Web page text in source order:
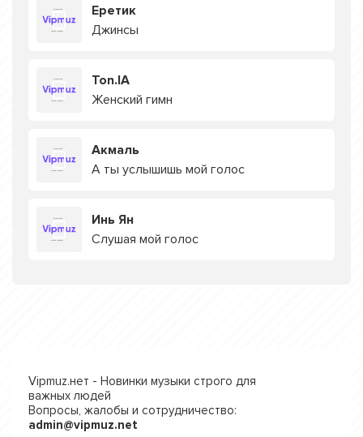
Еретик
Джинсы
Ton.IA
Женский гимн
Акмаль
А ты услышишь мой голос
Инь Ян
Слушая мой голос
Vipmuz.нет - Новинки музыки строго для
важных людей
Вопросы, жалобы и сотрудничество:
admin@vipmuz.net